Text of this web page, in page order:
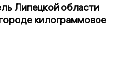
Липецкой области
килограммовое